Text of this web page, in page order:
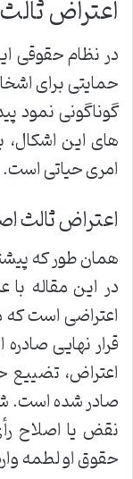
اعتراض ثالث
در نظام حقوقی
حمایتی برای
گوناگونی نمود
های این
امری حیاتی است.
اعتراض
همان طور که
در این مقاله
اعتراضی است که
قرار نهایی
اعتراض،
صادر شده است.
نقض یا اصلاح
حقوق او لطمه